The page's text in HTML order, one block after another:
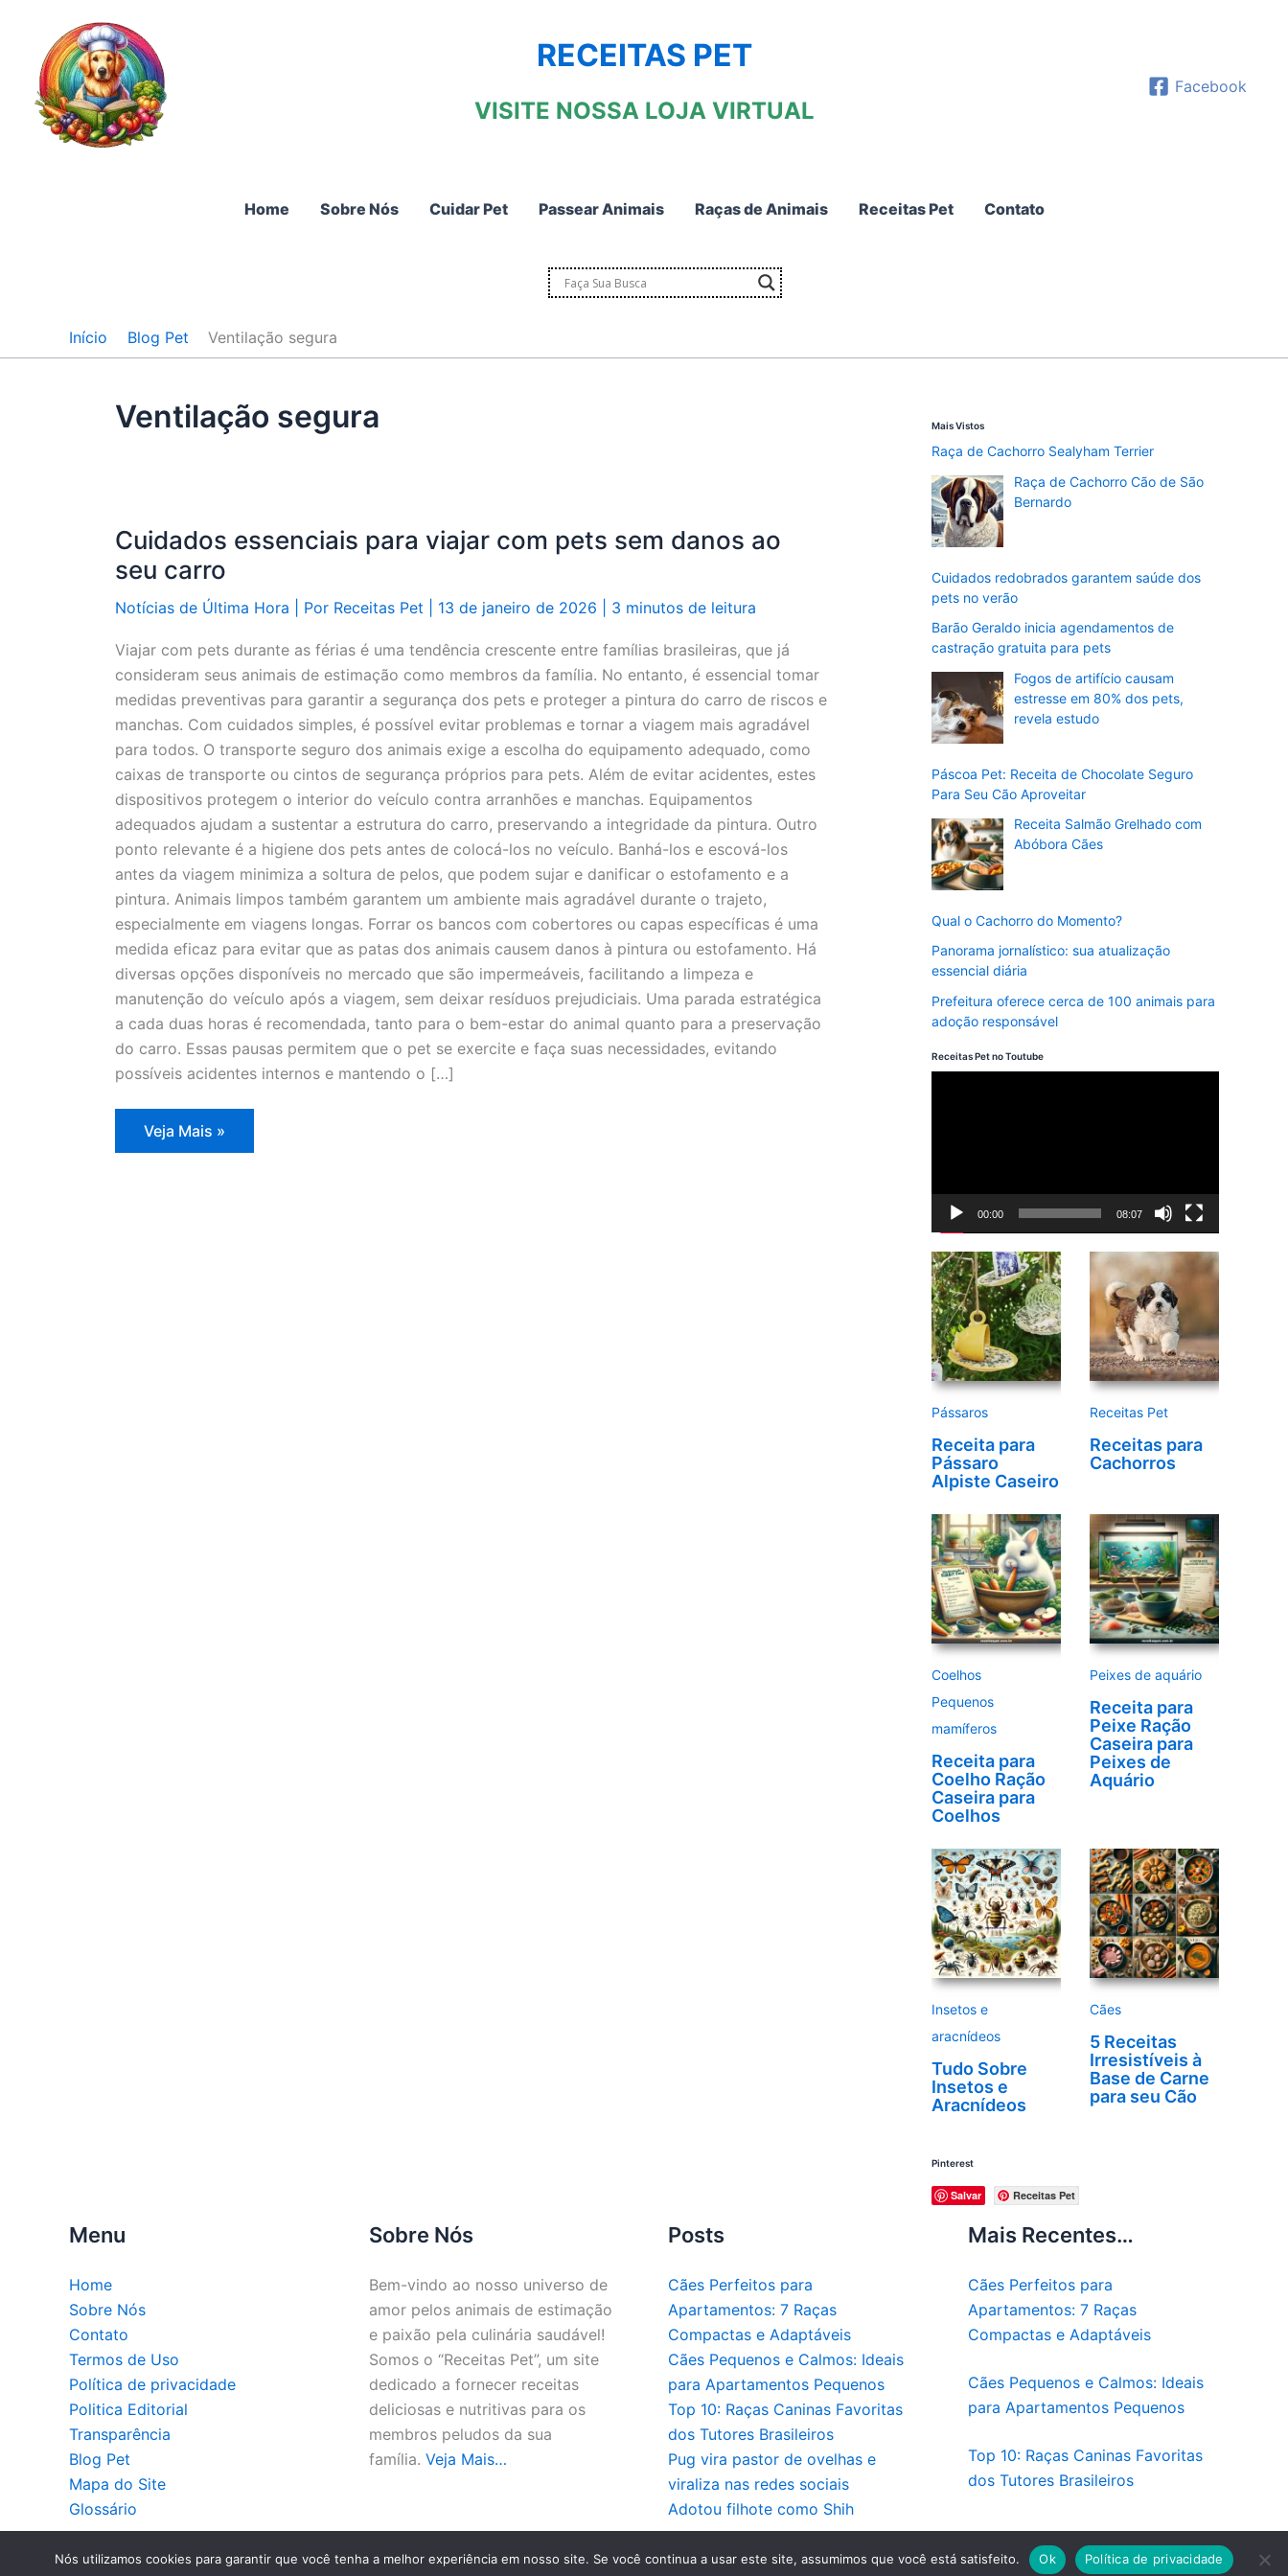
conteúdo
RECEITAS PET
VISITE NOSSA LOJA VIRTUAL
Facebook
Home Sobre Nós Cuidar Pet Passear Animais Raças de Animais Receitas Pet Contato
Início Blog Pet Ventilação segura
Ventilação segura
Cuidados essenciais para viajar com pets sem danos ao
seu carro
Notícias de Última Hora | Por Receitas Pet 13 de janeiro de 2026 3 minutos de leitura
Viajar com pets durante as férias é uma tendência crescente entre famílias brasileiras, que já
consideram seus animais de estimação como membros da família. No entanto, é essencial tomar
medidas preventivas para garantir a segurança dos pets e proteger a pintura do carro de riscos e
manchas. Com cuidados simples, é possível evitar problemas e tornar a viagem mais agradável
para todos. O transporte seguro dos animais exige a escolha do equipamento adequado, como
caixas de transporte ou cintos de segurança próprios para pets. Além de evitar acidentes, estes
dispositivos protegem o interior do veículo contra arranhões e manchas. Equipamentos
adequados ajudam a sustentar a estrutura do carro, preservando a integridade da pintura. Outro
ponto relevante é a higiene dos pets antes de colocá-los no veículo. Banhá-los e escová-los
antes da viagem minimiza a soltura de pelos, que podem sujar e danificar o estofamento e a
pintura. Animais limpos também garantem um ambiente mais agradável durante o trajeto,
especialmente em viagens longas. Forrar os bancos com cobertores ou capas específicas é uma
medida eficaz para evitar que as patas dos animais causem danos à pintura ou estofamento. Há
diversas opções disponíveis no mercado que são impermeáveis, facilitando a limpeza e
manutenção do veículo após a viagem, sem deixar resíduos prejudiciais. Uma parada estratégica
a cada duas horas é recomendada, tanto para o bem-estar do animal quanto para a preservação
do carro. Essas pausas permitem que o pet se exercite e faça suas necessidades, evitando
possíveis acidentes internos e mantendo o […]
Cuidados
essenciais
Veja Mais »
Mais Vistos
Raça de Cachorro Sealyham Terrier
Raça de Cachorro Cão de São
Bernardo
Cuidados redobrados garantem saúde dos
pets no verão
Barão Geraldo inicia agendamentos de
castração gratuita para pets
Fogos de artifício causam
estresse em 80% dos pets,
revela estudo
Páscoa Pet: Receita de Chocolate Seguro
Para Seu Cão Aproveitar
Receita Salmão Grelhado com
Abóbora Cães
Qual o Cachorro do Momento?
Panorama jornalístico: sua atualização
essencial diária
Prefeitura oferece cerca de 100 animais para
adoção responsável
Receitas Pet no Toutube
d
d
e
v
í
d
e
00:00 08:07
Pássaros
Receita para
Pássaro
Alpiste Caseiro
Receitas Pet
Receitas para
Cachorros
Coelhos
Pequenos
mamíferos
Receita para
Coelho Ração
Caseira para
Coelhos
Peixes de aquário
Receita para
Peixe Ração
Caseira para
Peixes de
Aquário
Insetos e
aracnídeos
Tudo Sobre
Insetos e
Aracnídeos
Cães
5 Receitas
Irresistíveis à
Base de Carne
para seu Cão
Pinterest
Salvar Receitas Pet
Menu
Home
Sobre Nós
Contato
Termos de Uso
Política de privacidade
Politica Editorial
Transparência
Blog Pet
Mapa do Site
Glossário
Sobre Nós
Bem-vindo ao nosso universo de
amor pelos animais de estimação
e paixão pela culinária saudável!
Somos o “Receitas Pet”, um site
dedicado a fornecer receitas
deliciosas e nutritivas para os
membros peludos da sua
família. Veja Mais…
Posts
Cães Perfeitos para
Apartamentos: 7 Raças
Compactas e Adaptáveis
Cães Pequenos e Calmos: Ideais
para Apartamentos Pequenos
Top 10: Raças Caninas Favoritas
dos Tutores Brasileiros
Pug vira pastor de ovelhas e
viraliza nas redes sociais
Adotou filhote como Shih
Mais Recentes…
Cães Perfeitos para
Apartamentos: 7 Raças
Compactas e Adaptáveis
Cães Pequenos e Calmos: Ideais
para Apartamentos Pequenos
Top 10: Raças Caninas Favoritas
dos Tutores Brasileiros
Nós utilizamos cookies para garantir que você tenha a melhor experiência em nosso site. Se você continua a usar este site, assumimos que você está satisfeito. Ok Política de privacidade